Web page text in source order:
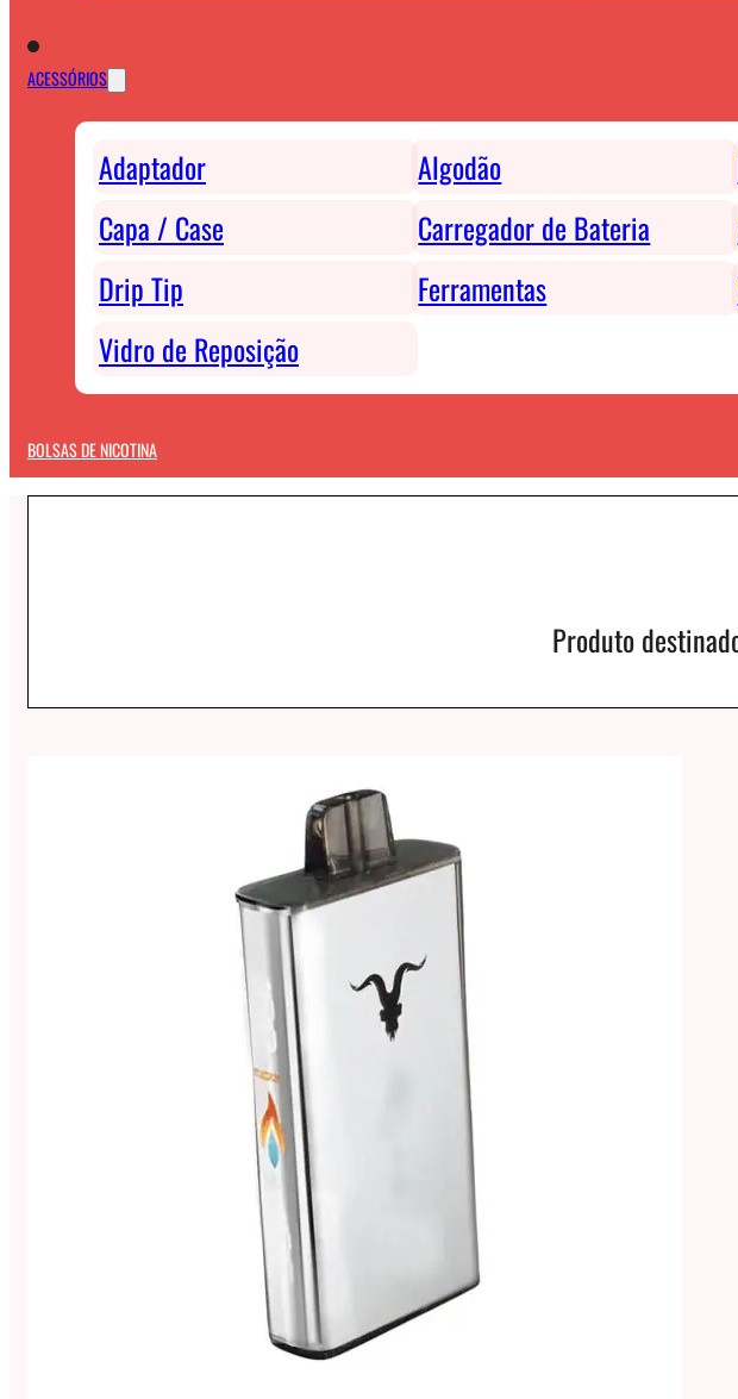
ACESSÓRIOS
Adaptador Algodão
Capa / Case
Carregador de Bateria
Drip Tip
Ferramentas
Vidro de Reposição
BOLSAS DE NICOTINA
Produto